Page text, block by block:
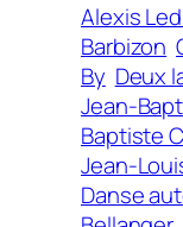
Alexis
Barbizon
By Deux
Jean-
Baptiste
Jean-
Danse